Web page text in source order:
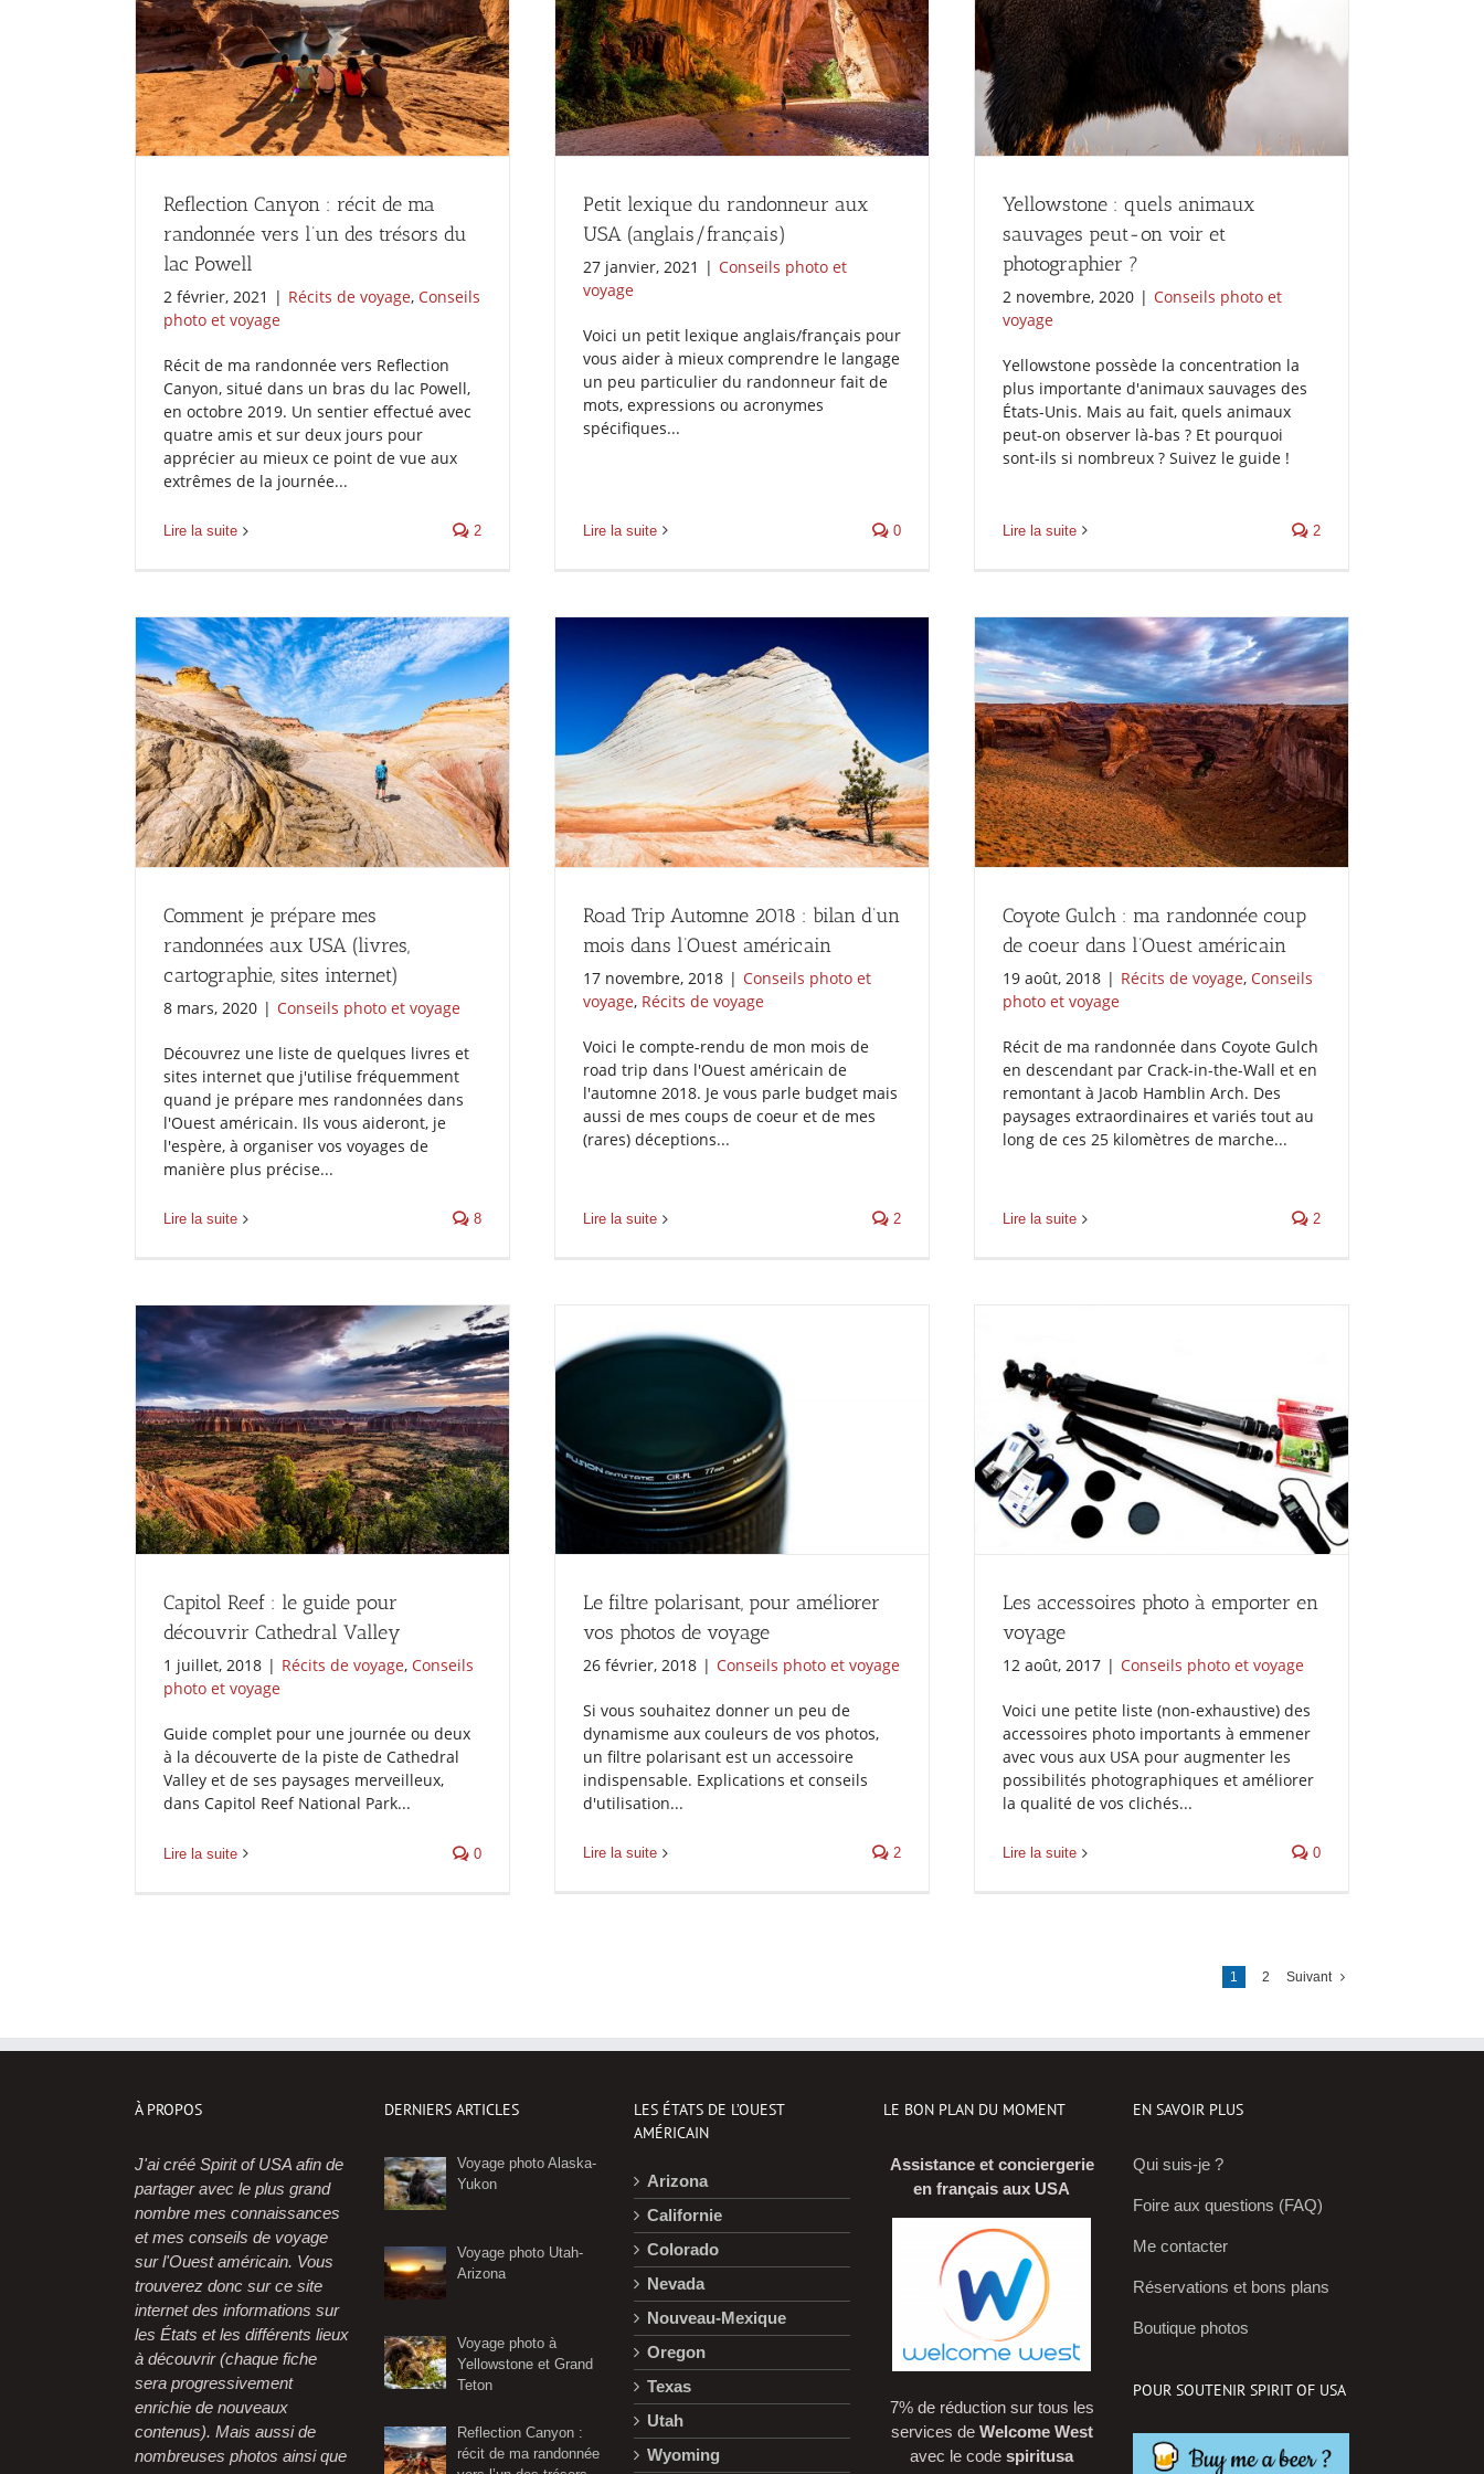
Reflection Canyon : récit de ma
randonnée vers l’un des trésors du
lac Powell
2 février, 2021 | Récits de voyage, Conseils
photo et voyage
Récit de ma randonnée vers Reflection
Canyon, situé dans un bras du lac Powell,
en octobre 2019. Un sentier effectué avec
quatre amis et sur deux jours pour
apprécier au mieux ce point de vue aux
extrêmes de la journée...
Lire la suite 2
Petit lexique du randonneur aux
USA (anglais/français)
27 janvier, 2021 | Conseils photo et
voyage
Voici un petit lexique anglais/français pour
vous aider à mieux comprendre le langage
un peu particulier du randonneur fait de
mots, expressions ou acronymes
spécifiques...
Lire la suite 0
Yellowstone : quels animaux
sauvages peut-on voir et
photographier ?
2 novembre, 2020 | Conseils photo et
voyage
Yellowstone possède la concentration la
plus importante d'animaux sauvages des
États-Unis. Mais au fait, quels animaux
peut-on observer là-bas ? Et pourquoi
sont-ils si nombreux ? Suivez le guide !
Lire la suite 2
Comment je prépare mes
randonnées aux USA (livres,
cartographie, sites internet)
8 mars, 2020 | Conseils photo et voyage
Découvrez une liste de quelques livres et
sites internet que j'utilise fréquemment
quand je prépare mes randonnées dans
l'Ouest américain. Ils vous aideront, je
l'espère, à organiser vos voyages de
manière plus précise...
Lire la suite 8
Road Trip Automne 2018 : bilan d’un
mois dans l’Ouest américain
17 novembre, 2018 | Conseils photo et
voyage, Récits de voyage
Voici le compte-rendu de mon mois de
road trip dans l'Ouest américain de
l'automne 2018. Je vous parle budget mais
aussi de mes coups de coeur et de mes
(rares) déceptions...
Lire la suite 2
Coyote Gulch : ma randonnée coup
de coeur dans l’Ouest américain
19 août, 2018 | Récits de voyage, Conseils
photo et voyage
Récit de ma randonnée dans Coyote Gulch
en descendant par Crack-in-the-Wall et en
remontant à Jacob Hamblin Arch. Des
paysages extraordinaires et variés tout au
long de ces 25 kilomètres de marche...
Lire la suite 2
Capitol Reef : le guide pour
découvrir Cathedral Valley
1 juillet, 2018 | Récits de voyage, Conseils
photo et voyage
Guide complet pour une journée ou deux
à la découverte de la piste de Cathedral
Valley et de ses paysages merveilleux,
dans Capitol Reef National Park...
Lire la suite 0
Le filtre polarisant, pour améliorer
vos photos de voyage
26 février, 2018 | Conseils photo et voyage
Si vous souhaitez donner un peu de
dynamisme aux couleurs de vos photos,
un filtre polarisant est un accessoire
indispensable. Explications et conseils
d'utilisation...
Lire la suite 2
Les accessoires photo à emporter en
voyage
12 août, 2017 | Conseils photo et voyage
Voici une petite liste (non-exhaustive) des
accessoires photo importants à emmener
avec vous aux USA pour augmenter les
possibilités photographiques et améliorer
la qualité de vos clichés...
Lire la suite 0
1 2 Suivant
À PROPOS
J'ai créé Spirit of USA afin de
partager avec le plus grand
nombre mes connaissances
et mes conseils de voyage
sur l'Ouest américain. Vous
trouverez donc sur ce site
internet des informations sur
les États et les différents lieux
à découvrir (chaque fiche
sera progressivement
enrichie de nouveaux
contenus). Mais aussi de
nombreuses photos ainsi que
DERNIERS ARTICLES
Voyage photo Alaska-
Yukon
Voyage photo Utah-
Arizona
Voyage photo à
Yellowstone et Grand
Teton
Reflection Canyon :
récit de ma randonnée
LES ÉTATS DE L’OUEST
AMÉRICAIN
Arizona
Californie
Colorado
Nevada
Nouveau-Mexique
Oregon
Texas
Utah
Wyoming
LE BON PLAN DU MOMENT
Assistance et conciergerie
en français aux USA
7% de réduction sur tous les
services de Welcome West
avec le code spiritusa
EN SAVOIR PLUS
Qui suis-je ?
Foire aux questions (FAQ)
Me contacter
Réservations et bons plans
Boutique photos
POUR SOUTENIR SPIRIT OF USA